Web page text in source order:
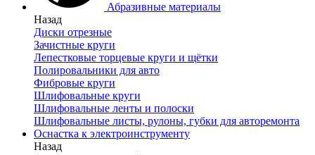
Абразивные материалы
Назад
Диски отрезные
Зачистные круги
Лепестковые торцевые круги и щётки
Полировальники для авто
Фибровые круги
Шлифовальные круги
Шлифовальные ленты и полоски
Шлифовальные листы, рулоны, губки для авторемонта
Оснастка к электроинструменту
Назад